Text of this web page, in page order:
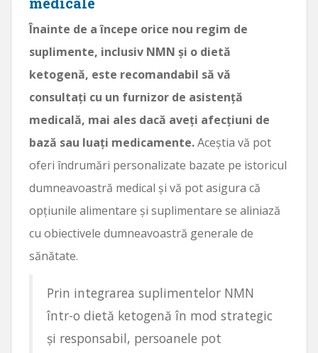
Înainte de a începe orice nou regim de
suplimente, inclusiv NMN și o dietă
ketogenă, este recomandabil să vă
consultați cu un furnizor de asistență
medicală, mai ales dacă aveți afecțiuni de
bază sau luați medicamente.Aceștia vă pot
oferi îndrumări personalizate bazate pe istoricul
dumneavoastră medical și vă pot asigura că
opțiunile alimentare și suplimentare se aliniază
cu obiectivele dumneavoastră generale de
sănătate.
Prin integrarea suplimentelor NMN
într-o dietă ketogenă în mod strategic
și responsabil, persoanele pot